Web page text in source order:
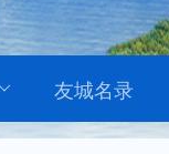
友城名录